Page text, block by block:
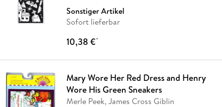
Sonstiger Artikel
Sofort lieferbar
10,38 €*
Mary Wore Her Red Dress and Henry
Wore His Green Sneakers
Merle Peek, James Cross Giblin